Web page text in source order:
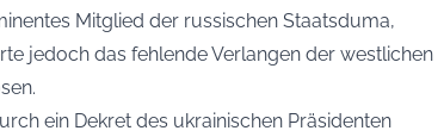
Mitglied der russischen Staatsduma,
jedoch das fehlende Verlangen der westlichen
ein Dekret des ukrainischen Präsidenten